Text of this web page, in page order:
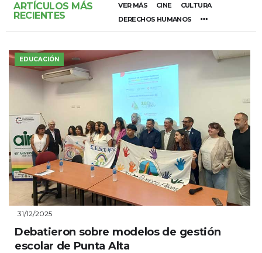
ARTÍCULOS MÁS
RECIENTES
VER MÁS CINE
CULTURA
DERECHOS HUMANOS
EDUCACIÓN
31/12/2025
Debatieron sobre modelos de gestión
escolar de Punta Alta